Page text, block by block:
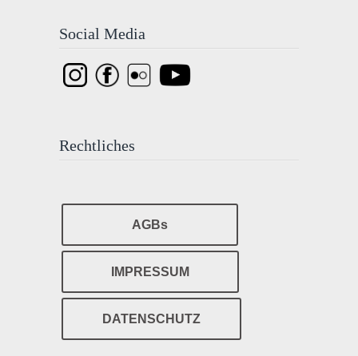
Social Media
Rechtliches
AGBs
IMPRESSUM
DATENSCHUTZ